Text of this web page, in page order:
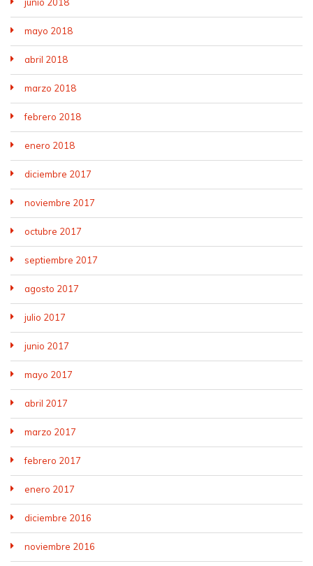
junio 2018
mayo 2018
abril 2018
marzo 2018
febrero 2018
enero 2018
diciembre 2017
noviembre 2017
octubre 2017
septiembre 2017
agosto 2017
julio 2017
junio 2017
mayo 2017
abril 2017
marzo 2017
febrero 2017
enero 2017
diciembre 2016
noviembre 2016